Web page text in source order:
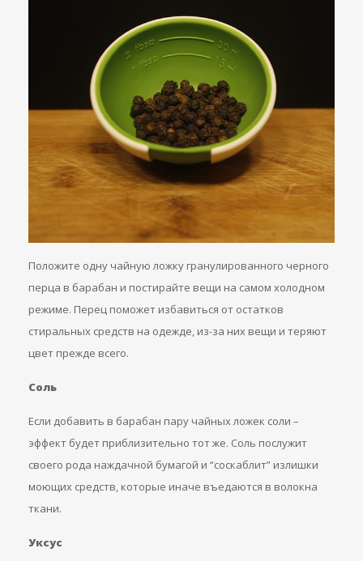
Положите одну чайную ложку гранулированного черного
перца в барабан и постирайте вещи на самом холодном
режиме. Перец поможет избавиться от остатков
стиральных средств на одежде, из-за них вещи и теряют
цвет прежде всего.
Соль
Если добавить в барабан пару чайных ложек соли –
эффект будет приблизительно тот же. Соль послужит
своего рода наждачной бумагой и “соскаблит” излишки
моющих средств, которые иначе въедаются в волокна
ткани.
Уксус